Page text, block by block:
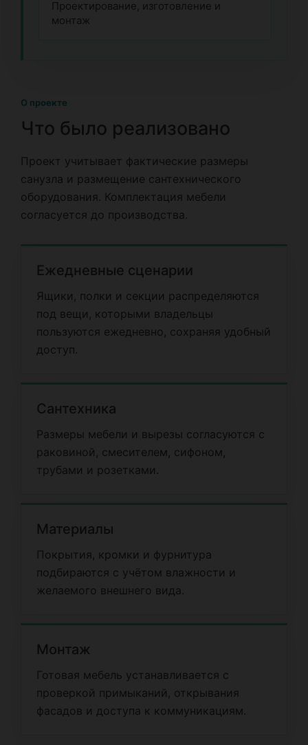
Проектирование, изготовление и
монтаж
О проекте
Что было реализовано
Проект учитывает фактические размеры
санузла и размещение сантехнического
оборудования. Комплектация мебели
согласуется до производства.
Ежедневные сценарии
Ящики, полки и секции распределяются
под вещи, которыми владельцы
пользуются ежедневно, сохраняя удобный
доступ.
Сантехника
Размеры мебели и вырезы согласуются с
раковиной, смесителем, сифоном,
трубами и розетками.
Материалы
Покрытия, кромки и фурнитура
подбираются с учётом влажности и
желаемого внешнего вида.
Монтаж
Готовая мебель устанавливается с
проверкой примыканий, открывания
фасадов и доступа к коммуникациям.